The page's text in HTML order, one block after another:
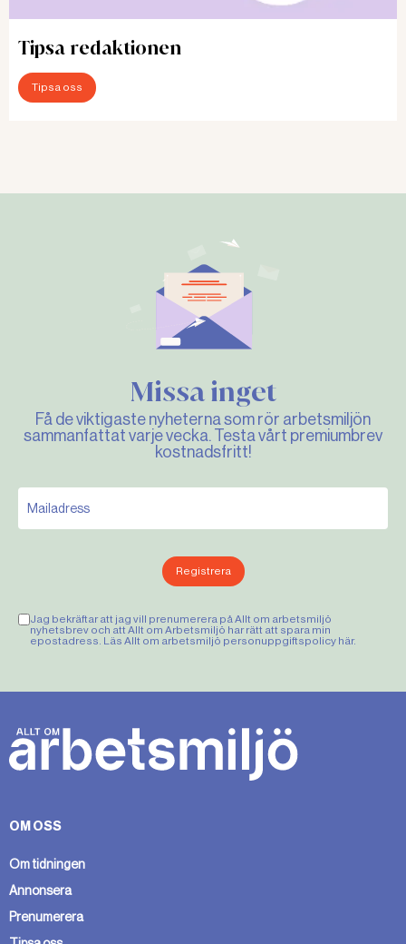
Tipsa redaktionen
Tipsa oss
Missa inget
Få de viktigaste nyheterna som rör arbetsmiljön
sammanfattat varje vecka. Testa vårt premiumbrev
kostnadsfritt!
Registrera
Jag bekräftar att jag vill prenumerera på Allt om arbetsmiljö
nyhetsbrev och att Allt om Arbetsmiljö har rätt att spara min
epostadress. Läs Allt om arbetsmiljö personuppgiftspolicy här.
OM OSS
Om tidningen
Annonsera
Prenumerera